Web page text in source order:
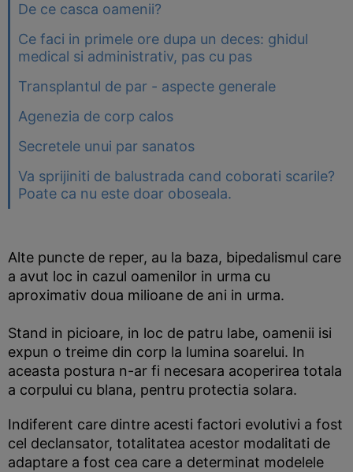
De ce casca oamenii?
Ce faci in primele ore dupa un deces: ghidul
medical si administrativ, pas cu pas
Transplantul de par - aspecte generale
Agenezia de corp calos
Secretele unui par sanatos
Va sprijiniti de balustrada cand coborati scarile?
Poate ca nu este doar oboseala.
Alte puncte de reper, au la baza, bipedalismul care
a avut loc in cazul oamenilor in urma cu
aproximativ doua milioane de ani in urma.
Stand in picioare, in loc de patru labe, oamenii isi
expun o treime din corp la lumina soarelui. In
aceasta postura n-ar fi necesara acoperirea totala
a corpului cu blana, pentru protectia solara.
Indiferent care dintre acesti factori evolutivi a fost
cel declansator, totalitatea acestor modalitati de
adaptare a fost cea care a determinat modelele